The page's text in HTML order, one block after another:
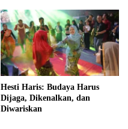
Hesti Haris: Budaya Harus
Dijaga, Dikenalkan, dan
Diwariskan